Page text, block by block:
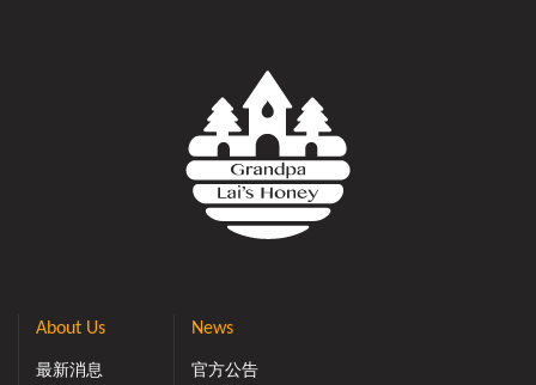
About Us
最新消息
News
官方公告